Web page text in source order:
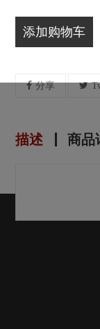
添加购物车
分享
描述 商品